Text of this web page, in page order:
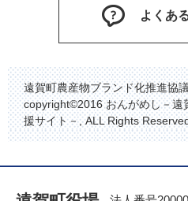
よくあ
遠賀町農産物ブランド化推進協
copyright©2016 おんがめし－遠
援サイト－, ALL Rights